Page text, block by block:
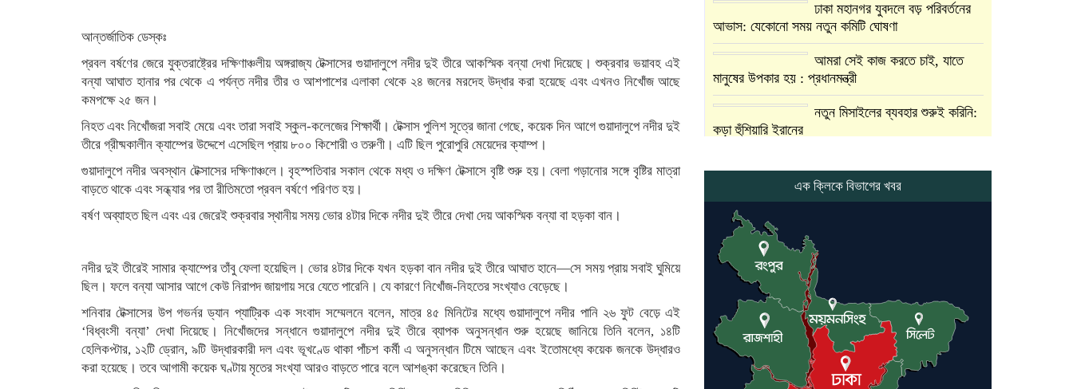
আন্তর্জাতিক ডেস্কঃ
প্রবল বর্ষণের জেরে যুক্তরাষ্ট্রের দক্ষিণাঞ্চলীয় অঙ্গরাজ্য টেক্সাসের গুয়াদালুপে নদীর দুই তীরে আকস্মিক বন্যা দেখা দিয়েছে। শুক্রবার ভয়াবহ এই
বন্যা আঘাত হানার পর থেকে এ পর্যন্ত নদীর তীর ও আশপাশের এলাকা থেকে ২৪ জনের মরদেহ উদ্ধার করা হয়েছে এবং এখনও নিখোঁজ আছে
কমপক্ষে ২৫ জন।
নিহত এবং নিখোঁজরা সবাই মেয়ে এবং তারা সবাই স্কুল-কলেজের শিক্ষার্থী। টেক্সাস পুলিশ সূত্রে জানা গেছে, কয়েক দিন আগে গুয়াদালুপে নদীর দুই
তীরে গ্রীষ্মকালীন ক্যাম্পের উদ্দেশে এসেছিল প্রায় ৮০০ কিশোরী ও তরুণী। এটি ছিল পুরোপুরি মেয়েদের ক্যাম্প।
গুয়াদালুপে নদীর অবস্থান টেক্সাসের দক্ষিণাঞ্চলে। বৃহস্পতিবার সকাল থেকে মধ্য ও দক্ষিণ টেক্সাসে বৃষ্টি শুরু হয়। বেলা গড়ানোর সঙ্গে বৃষ্টির মাত্রা
বাড়তে থাকে এবং সন্ধ্যার পর তা রীতিমতো প্রবল বর্ষণে পরিণত হয়।
বর্ষণ অব্যাহত ছিল এবং এর জেরেই শুক্রবার স্থানীয় সময় ভোর ৪টার দিকে নদীর দুই তীরে দেখা দেয় আকস্মিক বন্যা বা হড়কা বান।
নদীর দুই তীরেই সামার ক্যাম্পের তাঁবু ফেলা হয়েছিল। ভোর ৪টার দিকে যখন হড়কা বান নদীর দুই তীরে আঘাত হানে—সে সময় প্রায় সবাই ঘুমিয়ে
ছিল। ফলে বন্যা আসার আগে কেউ নিরাপদ জায়গায় সরে যেতে পারেনি। যে কারণে নিখোঁজ-নিহতের সংখ্যাও বেড়েছে।
শনিবার টেক্সাসের উপ গভর্নর ড্যান প্যাট্রিক এক সংবাদ সম্মেলনে বলেন, মাত্র ৪৫ মিনিটের মধ্যে গুয়াদালুপে নদীর পানি ২৬ ফুট বেড়ে এই
‘বিধ্বংসী বন্যা’ দেখা দিয়েছে। নিখোঁজদের সন্ধানে গুয়াদালুপে নদীর দুই তীরে ব্যাপক অনুসন্ধান শুরু হয়েছে জানিয়ে তিনি বলেন, ১৪টি
হেলিকপ্টার, ১২টি ড্রোন, ৯টি উদ্ধারকারী দল এবং ভূখণ্ডে থাকা পাঁচশ কর্মী এ অনুসন্ধান টিমে আছেন এবং ইতোমধ্যে কয়েক জনকে উদ্ধারও
করা হয়েছে। তবে আগামী কয়েক ঘণ্টায় মৃতের সংখ্যা আরও বাড়তে পারে বলে আশঙ্কা করেছেন তিনি।
ঢাকা মহানগর যুবদলে বড় পরিবর্তনের
আভাস: যেকোনো সময় নতুন কমিটি ঘোষণা
আমরা সেই কাজ করতে চাই, যাতে
মানুষের উপকার হয় : প্রধানমন্ত্রী
নতুন মিসাইলের ব্যবহার শুরুই করিনি:
কড়া হুঁশিয়ারি ইরানের
প্রণালি সবার জন্য উন্মুক্ত: আরাকচি
ট্রাম্প
ইরানে কঠোর হামলা অব্যাহত রাখতে
ট্রাম্পকে আহ্বান সৌদি আরবের
ইরাকসহ মধ্যপ্রাচ্যে ২৪ হামলা চালাল
ইরানপন্থি গোষ্ঠী
এক ক্লিকে বিভাগের খবর